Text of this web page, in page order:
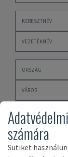
számára
Sütiket